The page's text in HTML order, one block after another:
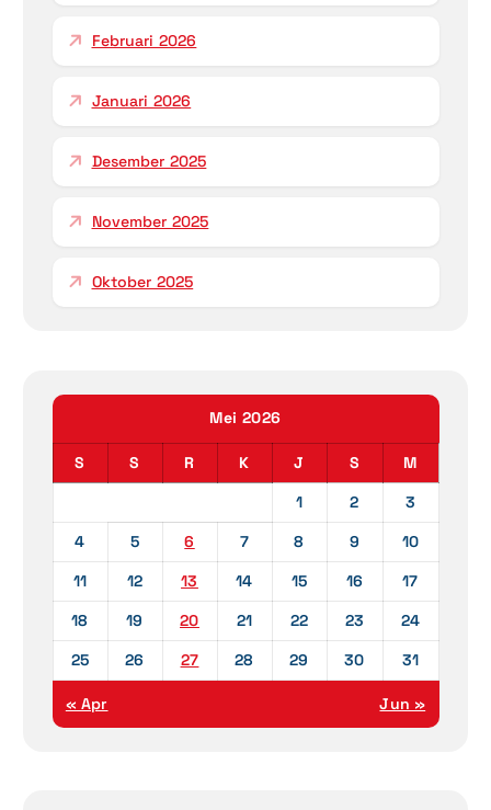
Februari 2026
Januari 2026
Desember 2025
November 2025
Oktober 2025
Mei 2026
S S R K J S
M
1
2
3
4
5 6 7 8 9
10
11
12 13 14 15 16
17
18
19 20 21 22 23
24
25
26 27 28 29 30 31
« Apr Jun »